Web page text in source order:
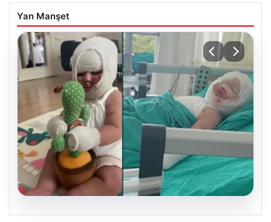
Yan Manşet
05.08.2026